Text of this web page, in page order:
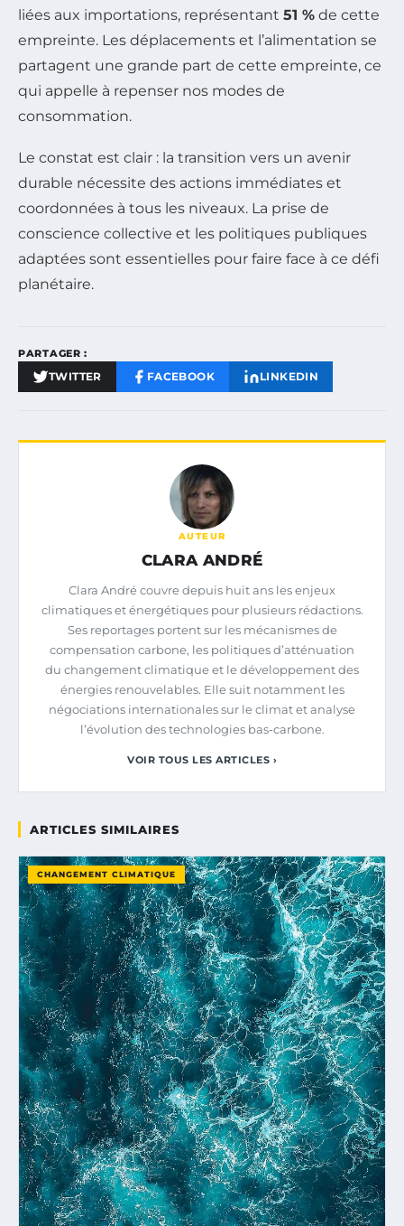
liées aux importations, représentant 51 % de cette
empreinte. Les déplacements et l’alimentation se
partagent une grande part de cette empreinte, ce
qui appelle à repenser nos modes de
consommation.
Le constat est clair : la transition vers un avenir
durable nécessite des actions immédiates et
coordonnées à tous les niveaux. La prise de
conscience collective et les politiques publiques
adaptées sont essentielles pour faire face à ce défi
planétaire.
PARTAGER :
TWITTER FACEBOOK LINKEDIN
AUTEUR
CLARA ANDRÉ
Clara André couvre depuis huit ans les enjeux
climatiques et énergétiques pour plusieurs rédactions.
Ses reportages portent sur les mécanismes de
compensation carbone, les politiques d’atténuation
du changement climatique et le développement des
énergies renouvelables. Elle suit notamment les
négociations internationales sur le climat et analyse
l’évolution des technologies bas-carbone.
VOIR TOUS LES ARTICLES ›
ARTICLES SIMILAIRES
CHANGEMENT CLIMATIQUE